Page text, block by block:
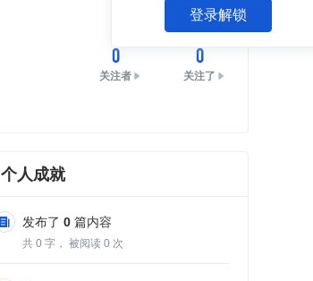
登录解锁
关注
0
关注者
0
关注了
个人成就
发布了 0 篇内容
共 0 字， 被阅读 0 次